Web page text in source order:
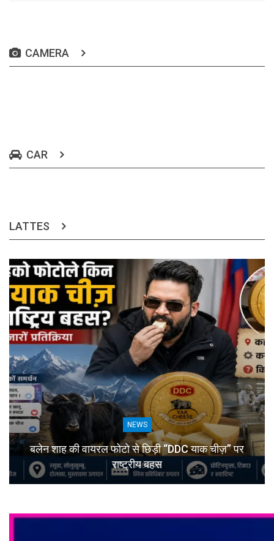
CAMERA
CAR
LATTES
NEWS
बलेन शाह की वायरल फोटो से छिड़ी “DDC याक चीज़” पर
राष्ट्रीय बहस